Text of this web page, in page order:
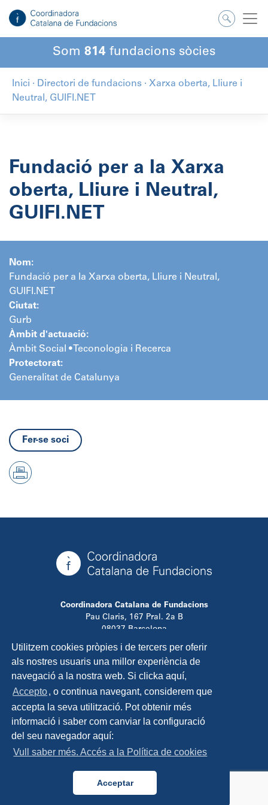
Utilitzem cookies pròpies i de tercers per oferir
als nostres usuaris una millor experiència de
navegació a la nostra web. Si clicka aquí,
Accepto, o continua navegant, considerem que
accepta la seva utilització. Pot obtenir més
informació i saber com canviar la configuració
del seu navegador aquí:
Vull saber més. Accés a la Política de cookies
Acceptar
contingut
Som 814 fundacions sòcies
Inici · Directori de fundacions · Xarxa oberta, Lliure i
Neutral, GUIFI.NET
Fundació per a la Xarxa
oberta, Lliure i Neutral,
GUIFI.NET
Nom:
Fundació per a la Xarxa oberta, Lliure i Neutral,
GUIFI.NET
Ciutat:
Gurb
Àmbit d'actuació:
Àmbit Social • Teconologia i Recerca
Protectorat:
Generalitat de Catalunya
Fer-se soci
Coordinadora Catalana de Fundacions
Pau Claris, 167 Pral. 2a B
08037 Barcelona
T. 934 881 480
info@ccfundacions.cat
Contacta
Política de privadesa
Política de cookies